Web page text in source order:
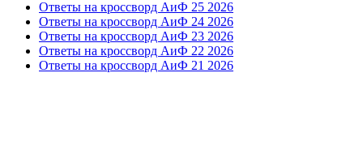
Ответы на кроссворд АиФ 25 2026
Ответы на кроссворд АиФ 24 2026
Ответы на кроссворд АиФ 23 2026
Ответы на кроссворд АиФ 22 2026
Ответы на кроссворд АиФ 21 2026